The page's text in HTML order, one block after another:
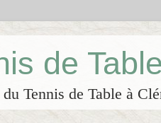
de
Tennis de Table à